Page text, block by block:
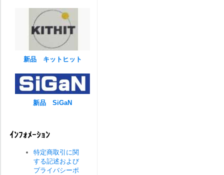
新品 キットヒット
新品 SiGaN
ｲﾝﾌｫﾒｰｼｮﾝ
特定商取引に関
する記述および
プライバシーポ